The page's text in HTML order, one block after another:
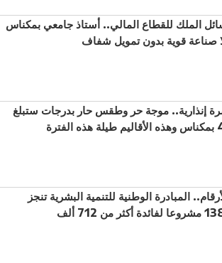
الملك للقطاع المالي.. أستاذ جامعي بمكناس
صناعة قوية بدون تمويل شفاف
إنذارية.. موجة حر وطقس حار بدرجات ستبلغ
الفترة
المبادرة الوطنية للتنمية البشرية تنجز
أكثر من 712 ألف